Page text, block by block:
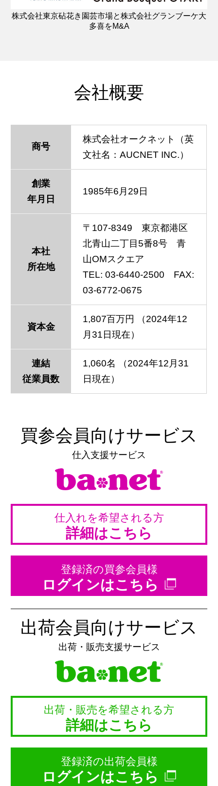
株式会社東京砧花き園芸市場と株式会社グランブーケ大
多喜をM&A
会社概要
商号
株式会社オークネット（英
文社名：AUCNET INC.）
創業
年月日
1985年6月29日
本社
所在地
〒107‐8349 東京都港区
北青山二丁目5番8号 青
山OMスクエア
TEL: 03-6440-2500 FAX:
03-6772-0675
資本金
1,807百万円 （2024年12
月31日現在）
連結
従業員数
1,060名 （2024年12月31
日現在）
買参会員向けサービス
仕入支援サービス
仕入れを希望される方
詳細はこちら
登録済の買参会員様
ログインはこちら
出荷会員向けサービス
出荷・販売支援サービス
出荷・販売を希望される方
詳細はこちら
登録済の出荷会員様
ログインはこちら